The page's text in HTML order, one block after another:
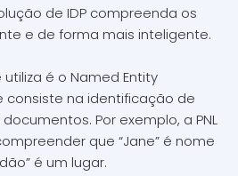
de IDP compreenda os
e de forma mais inteligente.
é o Named Entity
consiste na identificação de
Por exemplo, a PNL
que “Jane” é nome
é um lugar.